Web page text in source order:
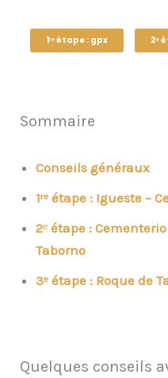
1ʳᵉ étape : gpx 2ᵉ
Sommaire
Conseils généraux
1ʳᵉ étape : Igueste –
2ᵉ étape :
Taborno
3ᵉ étape : Roque de
Quelques conseils